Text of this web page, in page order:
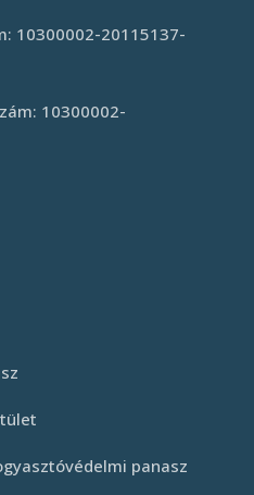
10300002-20115137-
10300002-
panasz